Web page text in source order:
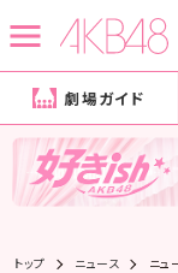
劇場ガイド
トップ ニュース ニュ